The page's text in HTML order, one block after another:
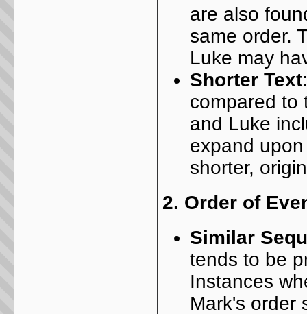
are also
same order.
Luke may
Shorter Text
compared to
and Luke
expand
shorter,
2. Order of
Similar
tends to be
Instances
Mark's order